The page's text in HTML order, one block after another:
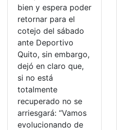
bien y espera poder
retornar para el
cotejo del sábado
ante Deportivo
Quito, sin embargo,
dejó en claro que,
si no está
totalmente
recuperado no se
arriesgará: “Vamos
evolucionando de